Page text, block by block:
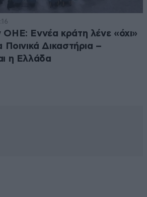
Εννέα κράτη λένε «όχι»
Δικαστήρια –
η Ελλάδα